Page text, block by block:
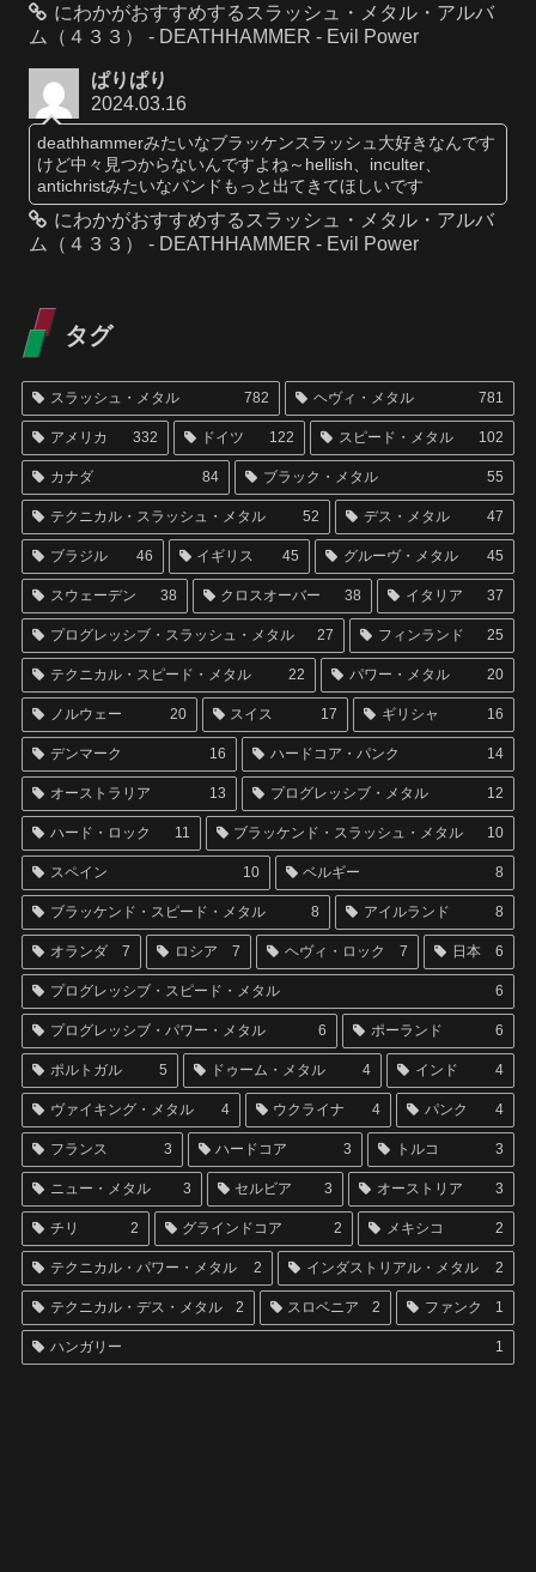
にわかがおすすめするスラッシュ・メタル・アルバ
ム（４３３） - DEATHHAMMER - Evil Power
ぱりぱり
2024.03.16
deathhammerみたいなブラッケンスラッシュ大好きなんです
けど中々見つからないんですよね～hellish、inculter、
antichristみたいなバンドもっと出てきてほしいです
にわかがおすすめするスラッシュ・メタル・アルバ
ム（４３３） - DEATHHAMMER - Evil Power
タグ
スラッシュ・メタル 782 ヘヴィ・メタル 781
アメリカ 332 ドイツ 122 スピード・メタル 102
カナダ 84 ブラック・メタル 55
テクニカル・スラッシュ・メタル 52 デス・メタル 47
ブラジル 46 イギリス 45 グルーヴ・メタル 45
スウェーデン 38 クロスオーバー 38 イタリア 37
プログレッシブ・スラッシュ・メタル 27 フィンランド 25
テクニカル・スピード・メタル 22 パワー・メタル 20
ノルウェー 20 スイス 17 ギリシャ 16
デンマーク 16 ハードコア・パンク 14
オーストラリア 13 プログレッシブ・メタル 12
ハード・ロック 11 ブラッケンド・スラッシュ・メタル 10
スペイン 10 ベルギー 8
ブラッケンド・スピード・メタル 8 アイルランド 8
オランダ 7 ロシア 7 ヘヴィ・ロック 7 日本 6
プログレッシブ・スピード・メタル 6
プログレッシブ・パワー・メタル 6 ポーランド 6
ポルトガル 5 ドゥーム・メタル 4 インド 4
ヴァイキング・メタル 4 ウクライナ 4 パンク 4
フランス 3 ハードコア 3 トルコ 3
ニュー・メタル 3 セルビア 3 オーストリア 3
チリ 2 グラインドコア 2 メキシコ 2
テクニカル・パワー・メタル 2 インダストリアル・メタル 2
テクニカル・デス・メタル 2 スロベニア 2 ファンク 1
ハンガリー 1